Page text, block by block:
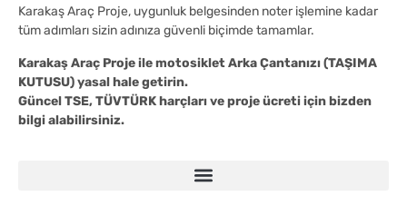
Karakaş Araç Proje, uygunluk belgesinden noter işlemine kadar
tüm adımları sizin adınıza güvenli biçimde tamamlar.
Karakaş Araç Proje ile motosiklet Arka Çantanızı (TAŞIMA
KUTUSU) yasal hale getirin.
Güncel TSE, TÜVTÜRK harçları ve proje ücreti için bizden
bilgi alabilirsiniz.